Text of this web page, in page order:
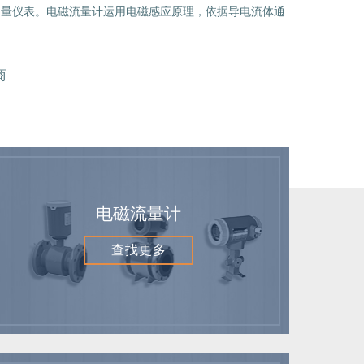
仪表。电磁流量计运用电磁感应原理，依据导电流体通
电磁流量计
查找更多